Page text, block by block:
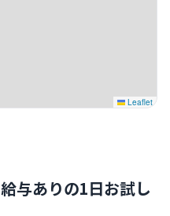
Leaflet
給与ありの1日お試し